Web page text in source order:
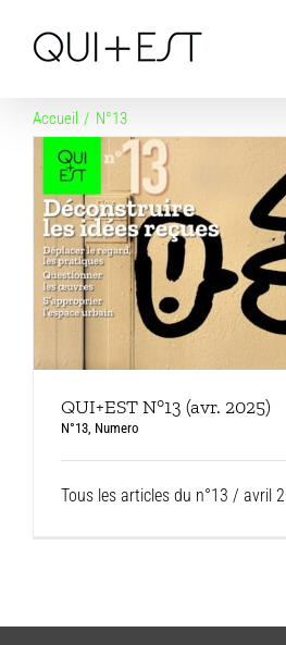
contenu
Accueil N°13
QUI+EST N°13 (avr. 2025)
N°13, Numero
Tous les articles du n°13 / avril